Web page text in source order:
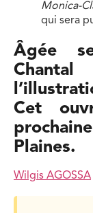
Monica-
qui sera
Âgée
Cet
Plaines.
Wilgis AGOSSA